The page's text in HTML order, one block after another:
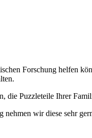
Forschung helfen
Puzzleteile Ihrer
nehmen wir diese sehr